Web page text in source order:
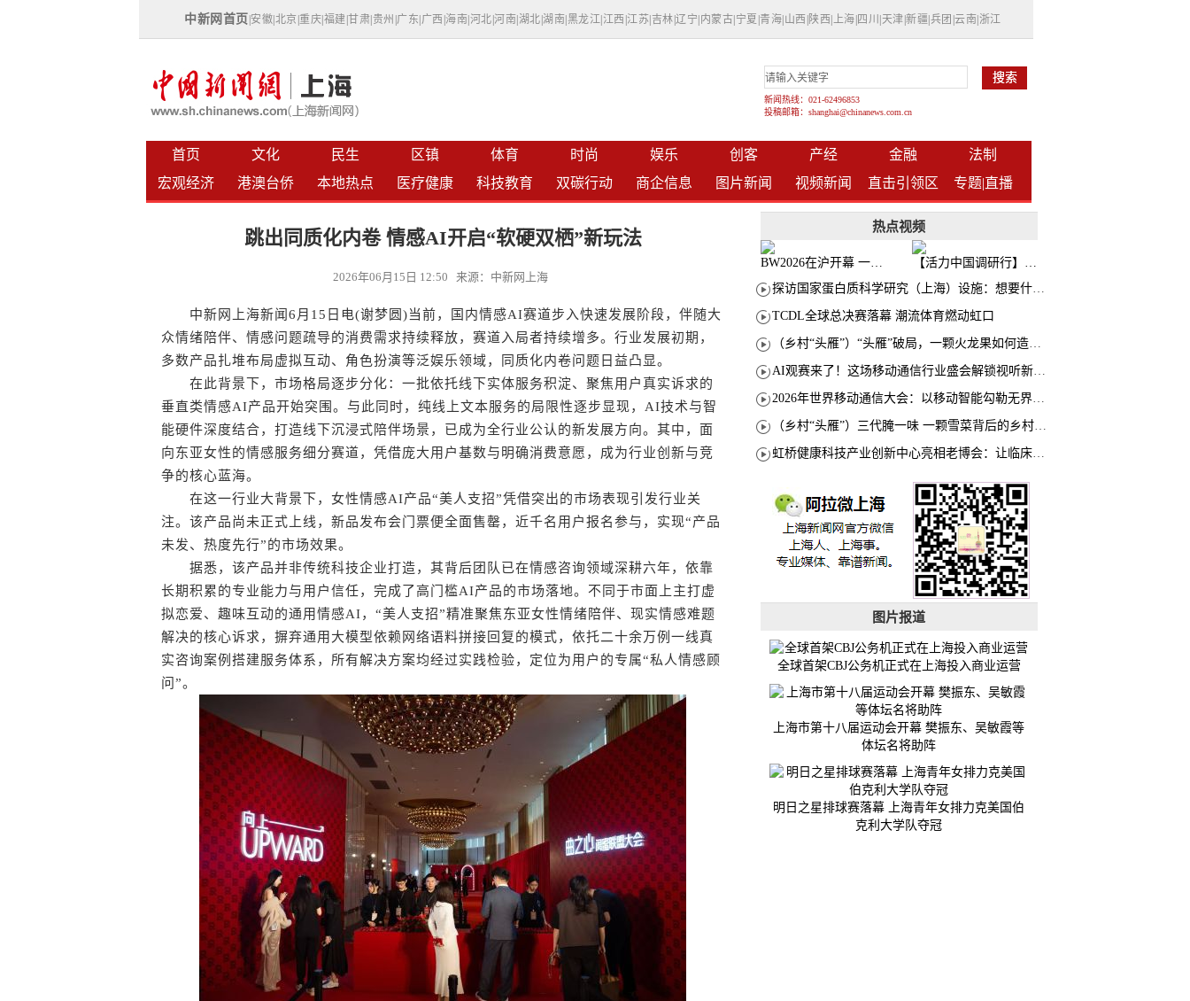
中新网首页 安徽 北京 |重庆 福建 |甘肃 贵州 广东 广西 海南 河北 |河南 湖北 |湖南 黑龙江 江西 江苏 吉林 |辽宁 内蒙古 宁夏 青海 山西 陕西 上海 四川 天津 |新疆 兵团 |云南 浙江
新闻热线：021-62496853
投稿邮箱：shanghai@chinanews.com.cn
首页 文化 民生 区镇 体育 时尚 娱乐 创客 产经 金融
法制
宏观经济
港澳台侨 本地热点 医疗健康 科技教育 双碳行动 商企信息 图片新闻 视频新闻 直击引领区 专题|直播
跳出同质化内卷 情感AI开启“软硬双栖”新玩法
2026年06月15日 12:50 来源：中新网上海
中新网上海新闻6月15日电(谢梦圆)当前，国内情感AI赛道步入快速发展阶段，伴随大
众情绪陪伴、情感问题疏导的消费需求持续释放，赛道入局者持续增多。行业发展初期，
多数产品扎堆布局虚拟互动、角色扮演等泛娱乐领域，同质化内卷问题日益凸显。
在此背景下，市场格局逐步分化：一批依托线下实体服务积淀、聚焦用户真实诉求的
垂直类情感AI产品开始突围。与此同时，纯线上文本服务的局限性逐步显现，AI技术与智
能硬件深度结合，打造线下沉浸式陪伴场景，已成为全行业公认的新发展方向。其中，面
向东亚女性的情感服务细分赛道，凭借庞大用户基数与明确消费意愿，成为行业创新与竞
争的核心蓝海。
在这一行业大背景下，女性情感AI产品“美人支招”凭借突出的市场表现引发行业关
注。该产品尚未正式上线，新品发布会门票便全面售罄，近千名用户报名参与，实现“产品
未发、热度先行”的市场效果。
据悉，该产品并非传统科技企业打造，其背后团队已在情感咨询领域深耕六年，依靠
长期积累的专业能力与用户信任，完成了高门槛AI产品的市场落地。不同于市面上主打虚
拟恋爱、趣味互动的通用情感AI，“美人支招”精准聚焦东亚女性情绪陪伴、现实情感难题
解决的核心诉求，摒弃通用大模型依赖网络语料拼接回复的模式，依托二十余万例一线真
实咨询案例搭建服务体系，所有解决方案均经过实践检验，定位为用户的专属“私人情感顾
问”。
热点视频
BW2026在沪开幕 一众次元品牌集中发布全新企划
【活力中国调研行】上海机器人研究院以技术标准撬动长三角智造协同
探访国家蛋白质科学研究（上海）设施：想要什么蛋白 AI直接设计合成
TCDL全球总决赛落幕 潮流体育燃动虹口
（乡村“头雁”）“头雁”破局，一颗火龙果如何造就沪上乡村特色产业化路径
AI观赛来了！这场移动通信行业盛会解锁视听新玩法
2026年世界移动通信大会：以移动智能勾勒无界普惠新愿景
（乡村“头雁”）三代腌一味 一颗雪菜背后的乡村致富经
虹桥健康科技产业创新中心亮相老博会：让临床“需求”定义银发经济新生态
图片报道
全球首架CBJ公务机正式在上海投入商业运营
上海市第十八届运动会开幕 樊振东、吴敏霞等
体坛名将助阵
明日之星排球赛落幕 上海青年女排力克美国伯
克利大学队夺冠